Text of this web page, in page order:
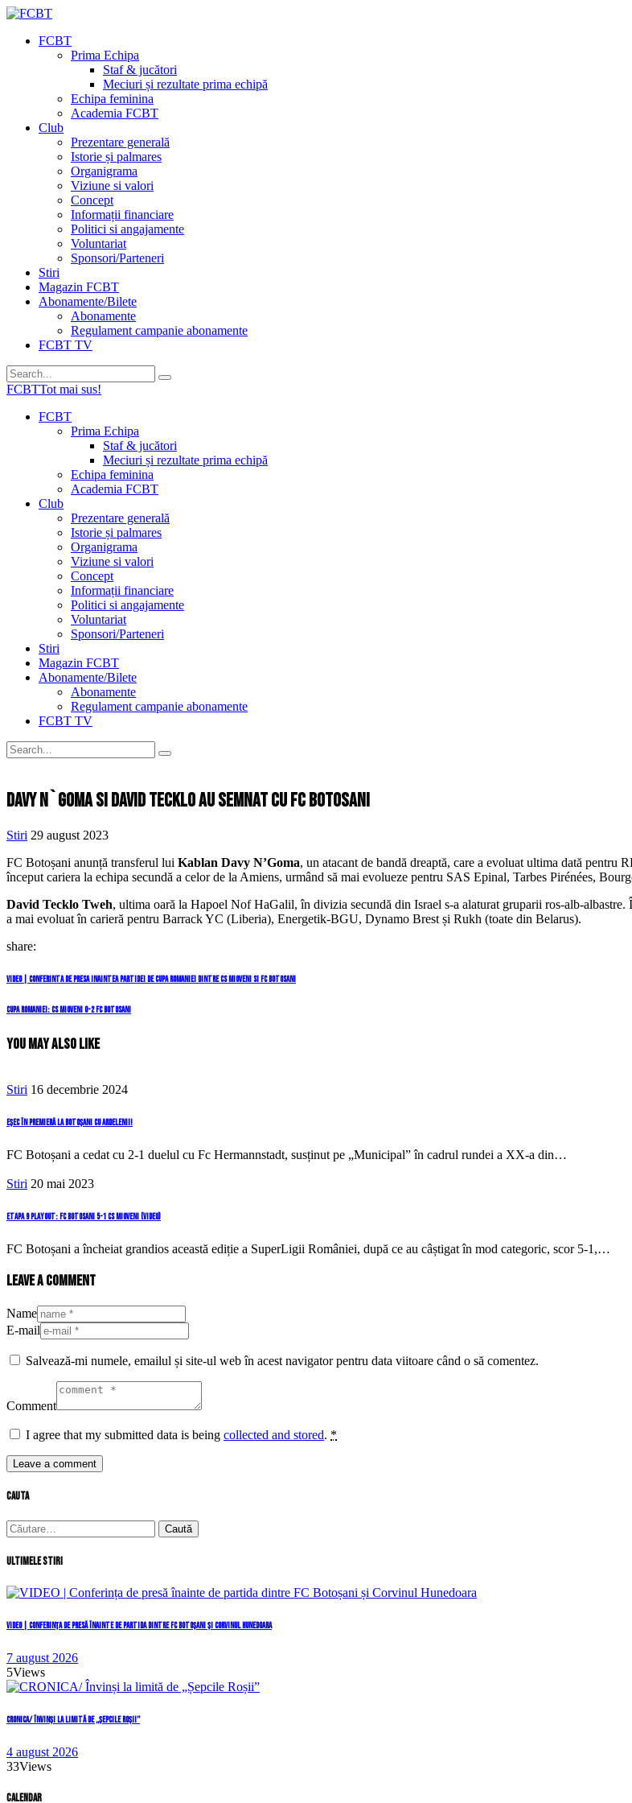
FCBT
Prima Echipa
Staf & jucători
Meciuri și rezultate prima echipă
Echipa feminina
Academia FCBT
Club
Prezentare generală
Istorie și palmares
Organigrama
Viziune si valori
Concept
Informații financiare
Politici si angajamente
Voluntariat
Sponsori/Parteneri
Stiri
Magazin FCBT
Abonamente/Bilete
Abonamente
Regulament campanie abonamente
FCBT TV
FCBTTot mai sus!
FCBT
Prima Echipa
Staf & jucători
Meciuri și rezultate prima echipă
Echipa feminina
Academia FCBT
Club
Prezentare generală
Istorie și palmares
Organigrama
Viziune si valori
Concept
Informații financiare
Politici si angajamente
Voluntariat
Sponsori/Parteneri
Stiri
Magazin FCBT
Abonamente/Bilete
Abonamente
Regulament campanie abonamente
FCBT TV
Davy N`Goma si David Tecklo au semnat cu FC Botosani
Stiri 29 august 2023
FC Botoșani anunță transferul lui Kablan Davy N’Goma, un atacant de bandă dreaptă, care a evoluat ultima dată
început cariera la echipa secundă a celor de la Amiens, urmând să mai evolueze pentru SAS Epinal, Tarbes Pirénées,
David Tecklo Tweh, ultima oară la Hapoel Nof HaGalil, în divizia secundă din Israel s-a alaturat gruparii ros-alb-
a mai evoluat în carieră pentru Barrack YC (Liberia), Energetik-BGU, Dynamo Brest și Rukh (toate din Belarus).
share:
Navigare
în
Previous
Video | Conferinta de presa inaintea partidei de Cupa Romaniei dintre CS Mioveni si FC Botosani
Next
Cupa Romaniei: CS Mioveni 0-2 FC Botosani
You May Also Like
Stiri 16 decembrie 2024
Eșec în premieră la Botoșani cu ardelenii!
FC Botoșani a cedat cu 2-1 duelul cu Fc Hermannstadt, susținut pe „Municipal” în cadrul rundei a XX-a din…
Stiri 20 mai 2023
Etapa 9 Playout: FC Botosani 5-1 CS Mioveni (video)
FC Botoșani a încheiat grandios această ediție a SuperLigii României, după ce au câștigat în mod categoric, scor 5-1,…
Leave a comment
Name
E-mail
Salvează-mi numele, emailul și site-ul web în acest navigator pentru data viitoare când o să comentez.
Comment
I agree that my submitted data is being collected and stored. *
cauta
Caută
după:
Ultimele stiri
VIDEO | Conferința de presă înainte de partida dintre FC Botoșani și Corvinul Hunedoara
7 august 2026
5Views
CRONICA/ Învinși la limită de „Șepcile Roșii”
4 august 2026
33Views
Calendar